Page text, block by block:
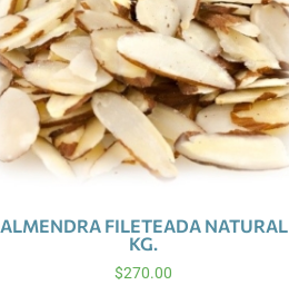
ALMENDRA FILETEADA NATURAL
KG.
$270.00